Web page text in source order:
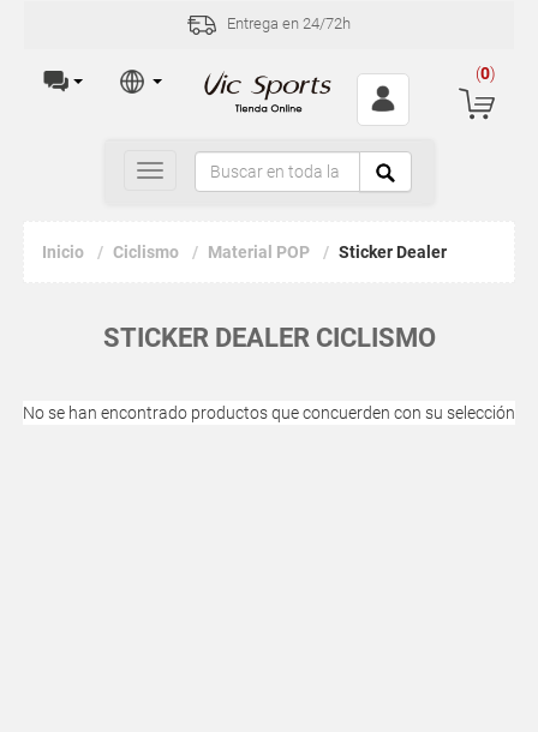
Entrega en 24/72h
(0)
Toggle
navigation
Inicio Ciclismo Material POP Sticker Dealer
STICKER DEALER CICLISMO
No se han encontrado productos que concuerden con su selección